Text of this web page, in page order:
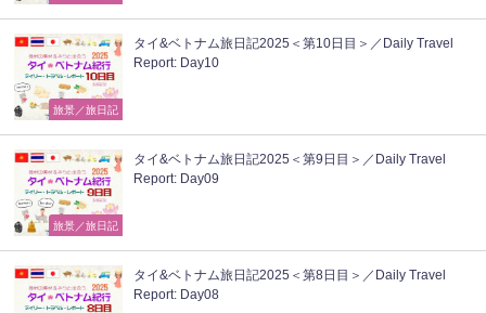
旅景／旅日記
タイ&ベトナム旅日記2025＜第10日目＞／Daily Travel
Report: Day10
旅景／旅日記
タイ&ベトナム旅日記2025＜第9日目＞／Daily Travel
Report: Day09
タイ&ベトナム旅日記2025＜第8日目＞／Daily Travel
Report: Day08